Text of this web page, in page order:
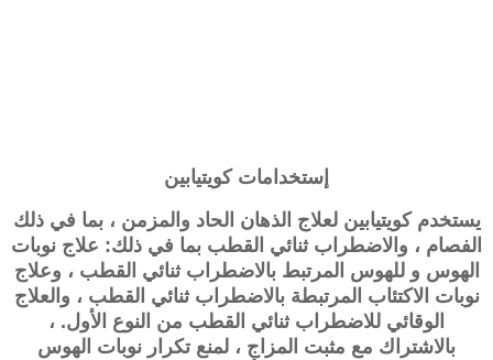
إستخداماتكويتيابين
يستخدمكويتيابين لعلاج الذهان الحاد والمزمن ، بما في ذلك
الفصام ، والاضطراب ثنائي القطب بما في ذلك: علاج نوبات
الهوس و للهوس المرتبط بالاضطراب ثنائي القطب ، وعلاج
نوبات الاكتئاب المرتبطة بالاضطراب ثنائي القطب ، والعلاج
الوقائي للاضطراب ثنائي القطب من النوع الأول. ،
بالاشتراك مع مثبت المزاج ، لمنع تكرار نوبات الهوس